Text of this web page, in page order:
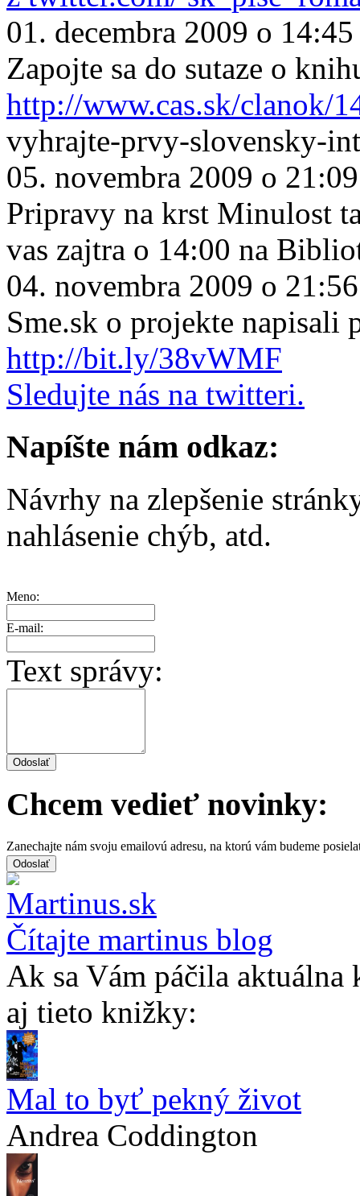
01. decembra 2009 o 14:45
Zapojte sa do sutaze o
http://www.cas.sk/clanok/
vyhrajte-prvy-slovensky-
05. novembra 2009 o 21:09
Pripravy na krst Minulost
vas zajtra o 14:00 na
04. novembra 2009 o 21:56
Sme.sk o projekte napisali
http://bit.ly/38vWMF
Sledujte nás na twitteri.
Napíšte nám odkaz:
Návrhy na zlepšenie
nahlásenie chýb, atd.
Meno:
E-mail:
Text správy:
Chcem vedieť novinky:
Zanechajte nám svoju emailovú adresu, na ktorú vám budeme
Čítajte martinus blog
Ak sa Vám páčila
aj tieto knižky:
Mal to byť pekný život
Andrea Coddington